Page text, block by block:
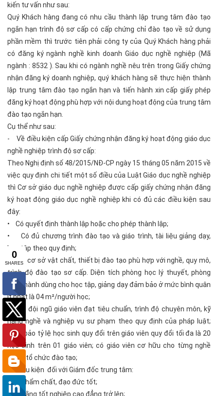
kiến tư vấn như sau:
Quý Khách hàng đang có nhu cầu thành lập trung tâm đào tạo
ngắn hạn trình độ sơ cấp có cấp chứng chỉ đào tạo về sử dụng
phần mềm thì trước tiên phải công ty của Quý Khách hàng phải
có đăng ký ngành nghề kinh doanh Giáo dục nghề nghiệp (Mã
ngành : 8532 ). Sau khi có ngành nghề nêu trên trong Giấy chứng
nhận đăng ký doanh nghiệp, quý khách hàng sẽ thực hiện thành
lập trung tâm đào tạo ngắn hạn và tiến hành xin cấp giấy phép
đăng ký hoạt động phù hợp với nội dung hoạt động của trung tâm
đào tạo ngắn hạn.
Cụ thể như sau:
- Về điều kiện cấp Giấy chứng nhận đăng ký hoạt động giáo dục
nghề nghiệp trình độ sơ cấp:
Theo Nghị định số 48/2015/NĐ-CP ngày 15 tháng 05 năm 2015 về
việc quy định chi tiết một số điều của Luật Giáo dục nghề nghiệp
thì Cơ sở giáo dục nghề nghiệp được cấp giấy chứng nhận đăng
ký hoạt động giáo dục nghề nghiệp khi có đủ các điều kiện sau
đây:
• Có quyết định thành lập hoặc cho phép thành lập;
• Có đủ chương trình đào tạo và giáo trình, tài liệu giảng dạy,
học tập theo quy định;
• Có cơ sở vật chất, thiết bị đào tạo phù hợp với nghề, quy mô,
trình độ đào tạo sơ cấp. Diện tích phòng học lý thuyết, phòng
thực hành dùng cho học tập, giảng dạy đảm bảo ở mức bình quân
ít nhất là 04 m²/người học;
• Có đội ngũ giáo viên đạt tiêu chuẩn, trình độ chuyên môn, kỹ
năng nghề và nghiệp vụ sư phạm theo quy định của pháp luật;
đảm bảo tỷ lệ học sinh quy đổi trên giáo viên quy đổi tối đa là 20
học sinh trên 01 giáo viên; có giáo viên cơ hữu cho từng nghề
được tổ chức đào tạo;
• Điều kiện đối với Giám đốc trung tâm:
+Có phẩm chất, đạo đức tốt;
+Có bằng tốt nghiệp cao đẳng trở lên;